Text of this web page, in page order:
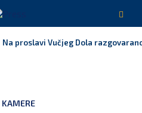
Na proslavi Vučjeg Dola
KAMERE